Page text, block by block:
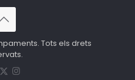
Tots els drets